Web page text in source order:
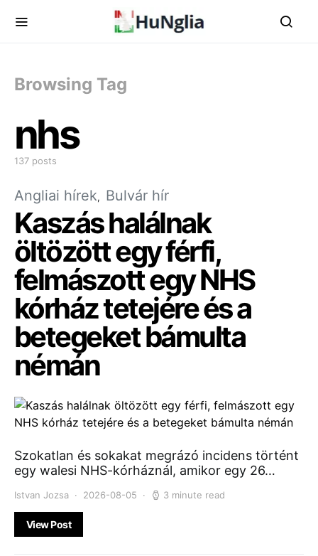
Browsing Tag
nhs
137 posts
Angliai hírek Bulvár hír
Kaszás halálnak
öltözött egy férfi,
felmászott egy NHS
kórház tetejére és a
betegeket bámulta
némán
Szokatlan és sokakat megrázó incidens történt
egy walesi NHS-kórháznál, amikor egy 26…
Istvan Jozsa 2026-08-05 3 minute read
View Post